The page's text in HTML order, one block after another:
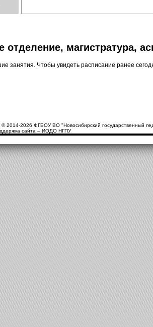
отделение, магистратура,
занятия. Чтобы увидеть расписание ранее
© 2014-2026 ФГБОУ ВО "Новосибирский государственный
сайта – ИОДО НГПУ